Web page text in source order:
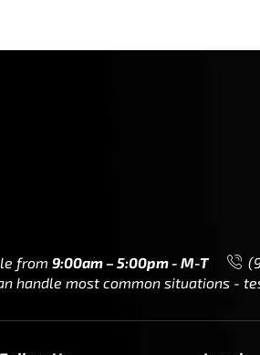
from 9:00am – 5:00pm - M-T
handle most common situations -